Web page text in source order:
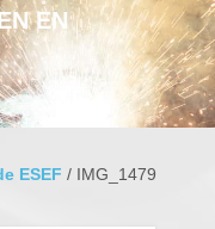
EN
ESEF / IMG_1479